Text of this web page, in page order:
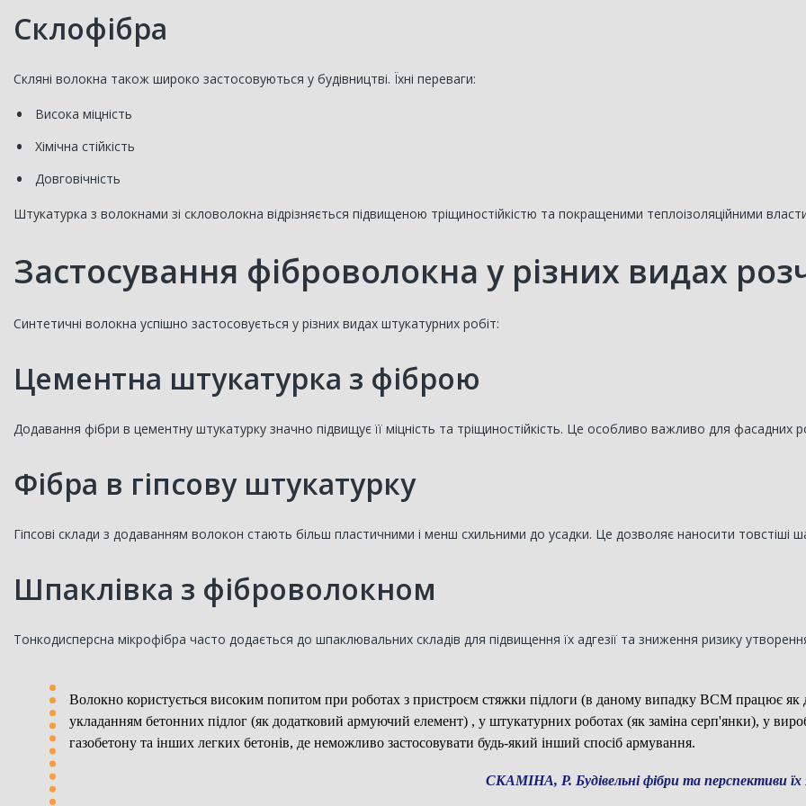
Склофібра
Скляні волокна також широко застосовуються у будівництві. Їхні переваги:
Висока міцність
Хімічна стійкість
Довговічність
Штукатурка з волокнами зі скловолокна відрізняється підвищеною тріщиностійкістю та покращеними теплоізоляційними
Застосування фіброволокна у різних видах
Синтетичні волокна успішно застосовується у різних видах штукатурних робіт:
Цементна штукатурка з фіброю
Додавання фібри в цементну штукатурку значно підвищує її міцність та тріщиностійкість. Це особливо важливо для
Фібра в гіпсову штукатурку
Гіпсові склади з додаванням волокон стають більш пластичними і менш схильними до усадки. Це дозволяє наносити товстіші
Шпаклівка з фіброволокном
Тонкодисперсна мікрофібра часто додається до шпаклювальних складів для підвищення їх адгезії та зниження ризику
Волокно користується високим попитом при роботах з пристроєм стяжки підлоги (в даному випадку ВСМ працює як
укладанням бетонних підлог (як додатковий армуючий елемент) , у штукатурних роботах (як заміна серп'янки), у
газобетону та інших легких бетонів, де неможливо застосовувати будь-який інший спосіб армування.
СКАМІНА, Р. Будівельні фібри та перспективи